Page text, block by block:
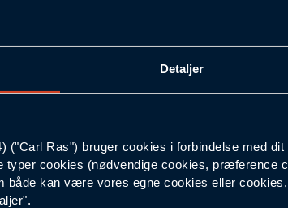
Detaljer
("Carl Ras") bruger cookies i forbindelse med
typer cookies (nødvendige cookies, præference
både kan være vores egne cookies eller
370
Fugemundstykke Ø35